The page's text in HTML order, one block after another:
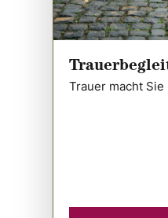
Trauer macht